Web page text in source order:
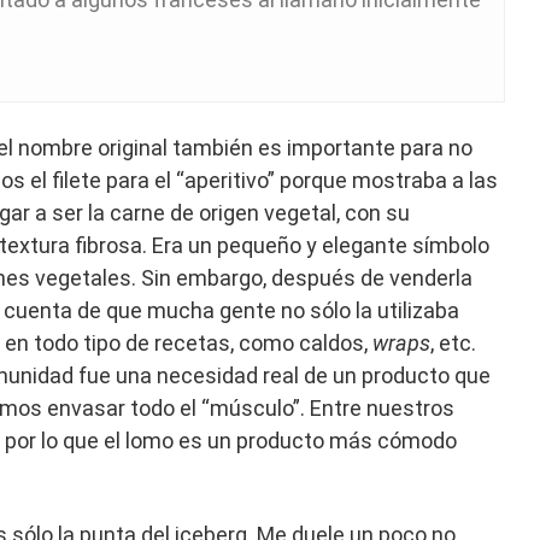
nombre original también es importante para no
el filete para el “aperitivo” porque mostraba a las
a ser la carne de origen vegetal, con su
fibrosa. Era un pequeño y elegante símbolo
vegetales. Sin embargo, después de venderla
de que mucha gente no sólo la utilizaba
todo tipo de recetas, como caldos, wraps, etc.
fue una necesidad real de un producto que
envasar todo el “músculo”. Entre nuestros
lo que el lomo es un producto más cómodo
la punta del iceberg. Me duele un poco no